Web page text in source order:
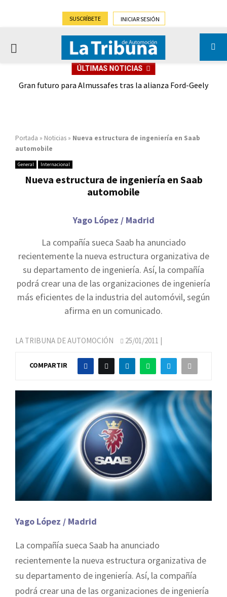
SUSCRÍBETE INICIAR SESIÓN
PRIMARY
ÚLTIMAS NOTICIAS
Gran futuro para Almussafes tras la alianza Ford-Geely
Portada » Noticias » Nueva estructura de ingeniería en Saab
automobile
General Internacional
Nueva estructura de ingeniería en Saab
automobile
Yago López / Madrid
La compañía sueca Saab ha anunciado
recientemente la nueva estructura organizativa de
su departamento de ingeniería. Así, la compañía
podrá crear una de las organizaciones de ingeniería
más eficientes de la industria del automóvil, según
afirma en un comunicado.
LA TRIBUNA DE AUTOMOCIÓN 25/01/2011 |
COMPARTIR
Yago López / Madrid
La compañía sueca Saab ha anunciado
recientemente la nueva estructura organizativa de
su departamento de ingeniería. Así, la compañía
podrá crear una de las organizaciones de ingeniería